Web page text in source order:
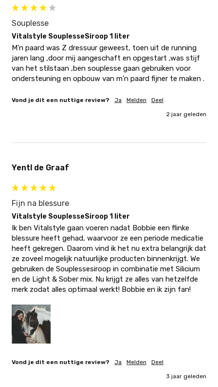
Souplesse
Vitalstyle SouplesseSiroop 1 liter
M'n paard was Z dressuur geweest, toen uit de running
jaren lang ,door mij aangeschaft en opgestart ,was stijf
van het stilstaan ,ben souplesse gaan gebruiken voor
ondersteuning en opbouw van m'n paard fijner te maken .
Vond je dit een nuttige review? Ja Melden Deel
2 jaar geleden
Yentl de Graaf
Fijn na blessure
Vitalstyle SouplesseSiroop 1 liter
Ik ben Vitalstyle gaan voeren nadat Bobbie een flinke
blessure heeft gehad, waarvoor ze een periode medicatie
heeft gekregen. Daarom vind ik het nu extra belangrijk dat
ze zoveel mogelijk natuurlijke producten binnenkrijgt. We
gebruiken de Souplessesiroop in combinatie met Silicium
en de Light & Sober mix. Nu krijgt ze alles van hetzelfde
merk zodat alles optimaal werkt! Bobbie en ik zijn fan!
Vond je dit een nuttige review? Ja Melden Deel
3 jaar geleden